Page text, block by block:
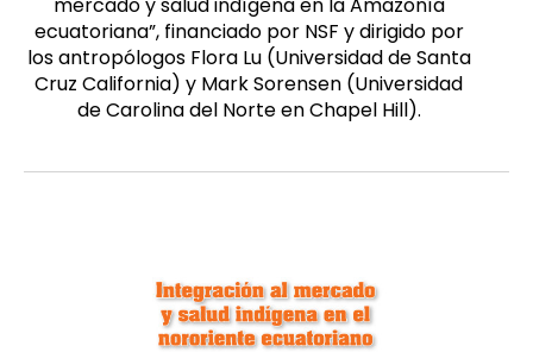
ecuatoriana”, financiado por NSF y dirigido por
los antropólogos Flora Lu (Universidad de Santa
Cruz California) y Mark Sorensen (Universidad
de Carolina del Norte en Chapel Hill).